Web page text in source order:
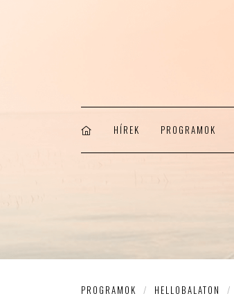
HÍREK PROGRAMOK
PROGRAMOK / HELLOBALATON /